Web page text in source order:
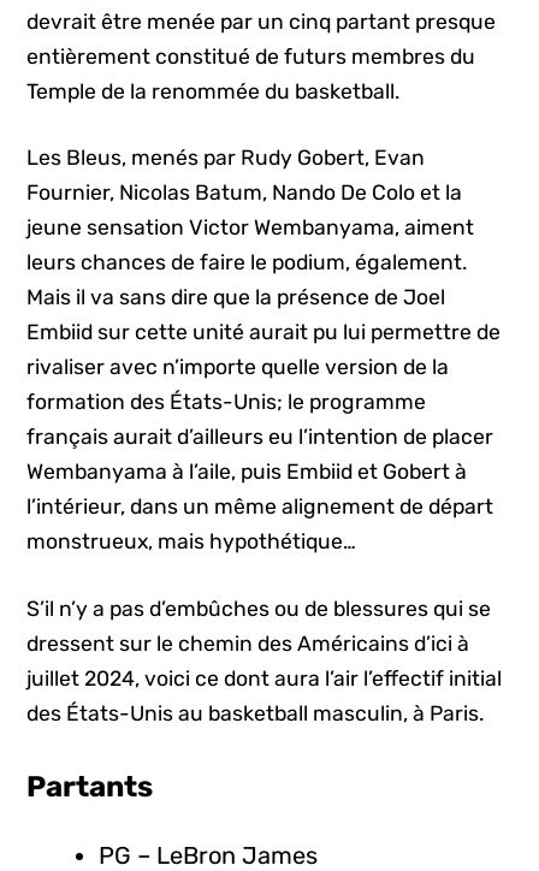
devrait être menée par un cinq partant presque
entièrement constitué de futurs membres du
Temple de la renommée du basketball.
Les Bleus, menés par Rudy Gobert, Evan
Fournier, Nicolas Batum, Nando De Colo et la
jeune sensation Victor Wembanyama, aiment
leurs chances de faire le podium, également.
Mais il va sans dire que la présence de Joel
Embiid sur cette unité aurait pu lui permettre de
rivaliser avec n’importe quelle version de la
formation des États-Unis; le programme
français aurait d’ailleurs eu l’intention de placer
Wembanyama à l’aile, puis Embiid et Gobert à
l’intérieur, dans un même alignement de départ
monstrueux, mais hypothétique…
S’il n’y a pas d’embûches ou de blessures qui se
dressent sur le chemin des Américains d’ici à
juillet 2024, voici ce dont aura l’air l’effectif initial
des États-Unis au basketball masculin, à Paris.
Partants
PG – LeBron James